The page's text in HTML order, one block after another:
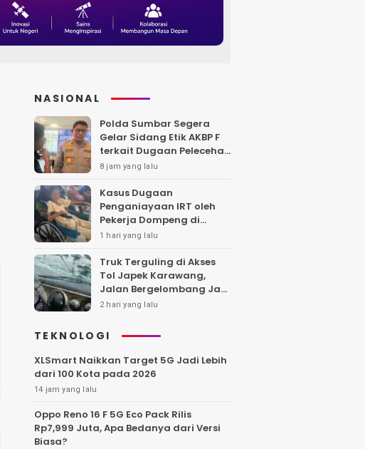
NASIONAL
Polda Sumbar Segera
Gelar Sidang Etik AKBP F
terkait Dugaan Pelecehan
Polwan
8 jam yang lalu
Kasus Dugaan
Penganiayaan IRT oleh
Pekerja Dompeng di
Batanghari Jalan 7 Bulan,
Kepastian Hukum
1 hari yang lalu
Truk Terguling di Akses
Tol Japek Karawang,
Jalan Bergelombang Jadi
Sorotan
2 hari yang lalu
TEKNOLOGI
XLSmart Naikkan Target 5G Jadi Lebih
dari 100 Kota pada 2026
14 jam yang lalu
Oppo Reno 16 F 5G Eco Pack Rilis
Rp7,999 Juta, Apa Bedanya dari Versi
Biasa?